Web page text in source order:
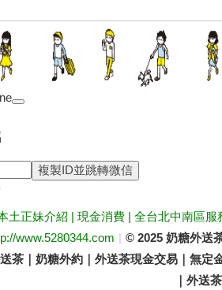
複製ID並跳轉微信
土正妹介紹 | 現金消費 | 全台北中南區
www.5280344.com | © 2025 奶糖外送
茶｜奶糖外約｜外送茶現金交易｜無
｜外送